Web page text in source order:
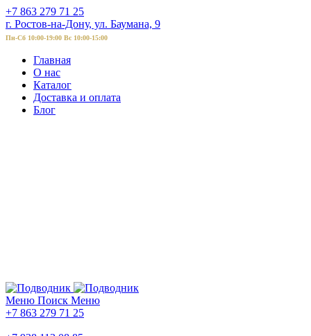
+7 863 279 71 25
г. Ростов-на-Дону, ул. Баумана, 9
Пн-Сб 10:00-19:00 Вс 10:00-15:00
Главная
О нас
Каталог
Доставка и оплата
Блог
Меню Поиск Меню
+7 863 279 71 25